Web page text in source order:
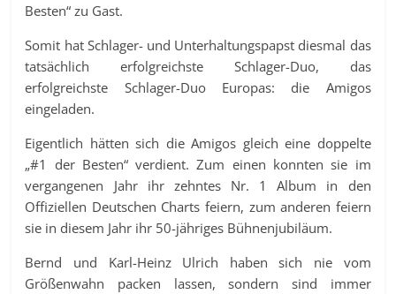
Besten“ zu Gast.
Somit hat Schlager- und Unterhaltungspapst diesmal das
tatsächlich erfolgreichste Schlager-Duo, das
erfolgreichste Schlager-Duo Europas: die Amigos
eingeladen.
Eigentlich hätten sich die Amigos gleich eine doppelte
„#1 der Besten“ verdient. Zum einen konnten sie im
vergangenen Jahr ihr zehntes Nr. 1 Album in den
Offiziellen Deutschen Charts feiern, zum anderen feiern
sie in diesem Jahr ihr 50-jähriges Bühnenjubiläum.
Bernd und Karl-Heinz Ulrich haben sich nie vom
Größenwahn packen lassen, sondern sind immer